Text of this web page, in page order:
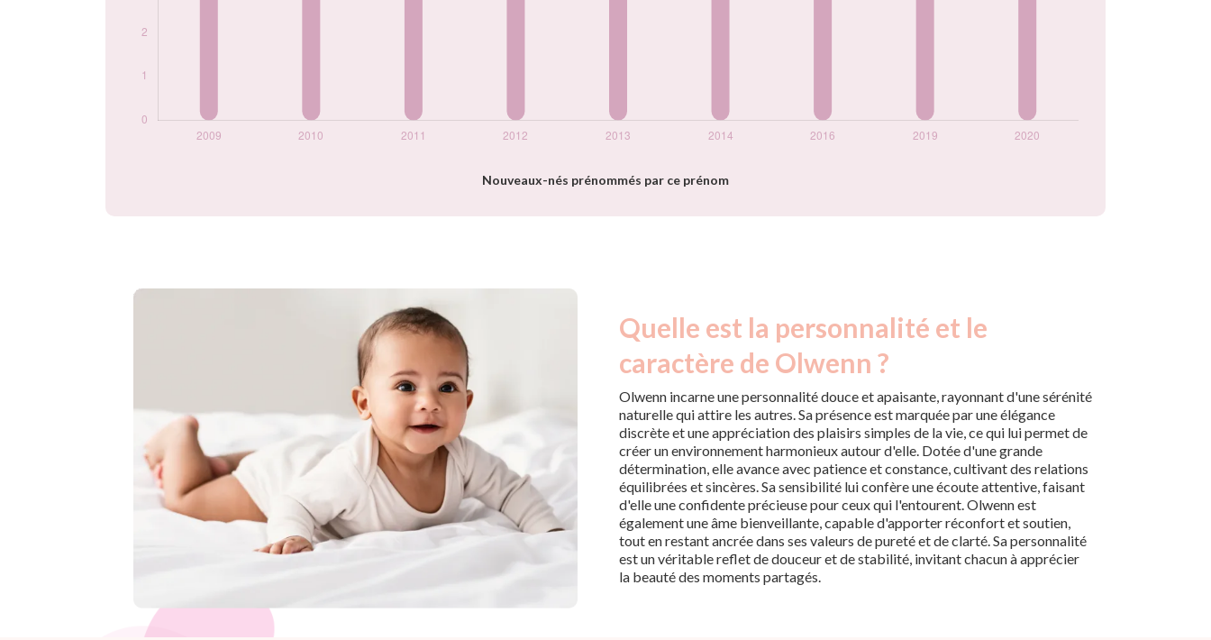
Nouveaux-nés prénommés par ce prénom
Quelle est la personnalité et le
caractère de Olwenn ?
Olwenn incarne une personnalité douce et apaisante, rayonnant d'une sérénité
naturelle qui attire les autres. Sa présence est marquée par une élégance
discrète et une appréciation des plaisirs simples de la vie, ce qui lui permet de
créer un environnement harmonieux autour d'elle. Dotée d'une grande
détermination, elle avance avec patience et constance, cultivant des relations
équilibrées et sincères. Sa sensibilité lui confère une écoute attentive, faisant
d'elle une confidente précieuse pour ceux qui l'entourent. Olwenn est
également une âme bienveillante, capable d'apporter réconfort et soutien,
tout en restant ancrée dans ses valeurs de pureté et de clarté. Sa personnalité
est un véritable reflet de douceur et de stabilité, invitant chacun à apprécier
la beauté des moments partagés.